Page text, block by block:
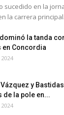
sucedido en la
la carrera
la tanda
en Concordia
Vázquez y
de la pole en...